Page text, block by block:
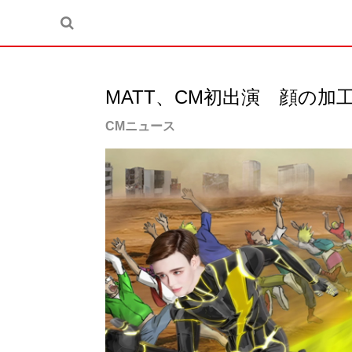
MATT、CM初出演 顔の加
CMニュース